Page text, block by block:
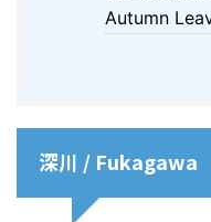
Autumn
深川 / Fukagawa